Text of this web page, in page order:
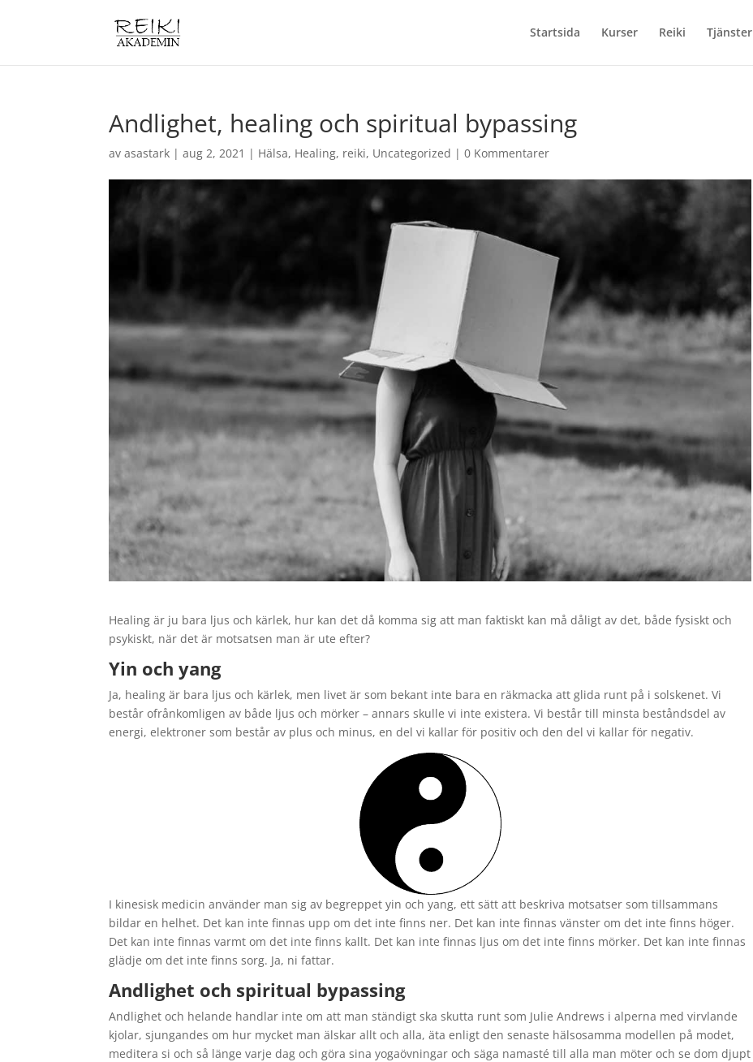
Startsida Kurser Reiki Tjänster
Andlighet, healing och spiritual bypassing
avasastark |aug 2, 2021 | Hälsa, Healing, reiki, Uncategorized |0 Kommentarer
Healing är ju bara ljus och kärlek, hur kan det då komma sig att man faktiskt kan må dåligt av det, både fysiskt och
psykiskt, när det är motsatsen man är ute efter?
Yin och yang
Ja, healing är bara ljus och kärlek, men livet är som bekant inte bara en räkmacka att glida runt på i solskenet. Vi
består ofrånkomligen av både ljus och mörker – annars skulle vi inte existera. Vi består till minsta beståndsdel av
energi, elektroner som består av plus och minus, en del vi kallar för positiv och den del vi kallar för negativ.
I kinesisk medicin använder man sig av begreppet yin och yang, ett sätt att beskriva motsatser som tillsammans
bildar en helhet. Det kan inte finnas upp om det inte finns ner. Det kan inte finnas vänster om det inte finns höger.
Det kan inte finnas varmt om det inte finns kallt. Det kan inte finnas ljus om det inte finns mörker. Det kan inte finnas
glädje om det inte finns sorg. Ja, ni fattar.
Andlighet och spiritual bypassing
Andlighet och helande handlar inte om att man ständigt ska skutta runt som Julie Andrews i alperna med virvlande
kjolar, sjungandes om hur mycket man älskar allt och alla, äta enligt den senaste hälsosamma modellen på modet,
meditera si och så länge varje dag och göra sina yogaövningar och säga namasté till alla man möter och se dom djupt